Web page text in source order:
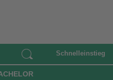
Schnelleinstieg